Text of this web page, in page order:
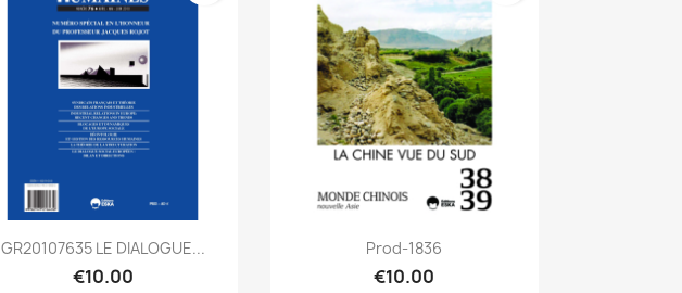
Quick view
GR20107635 LE DIALOGUE...
€10.00
Quick view
Prod-1836
€10.00